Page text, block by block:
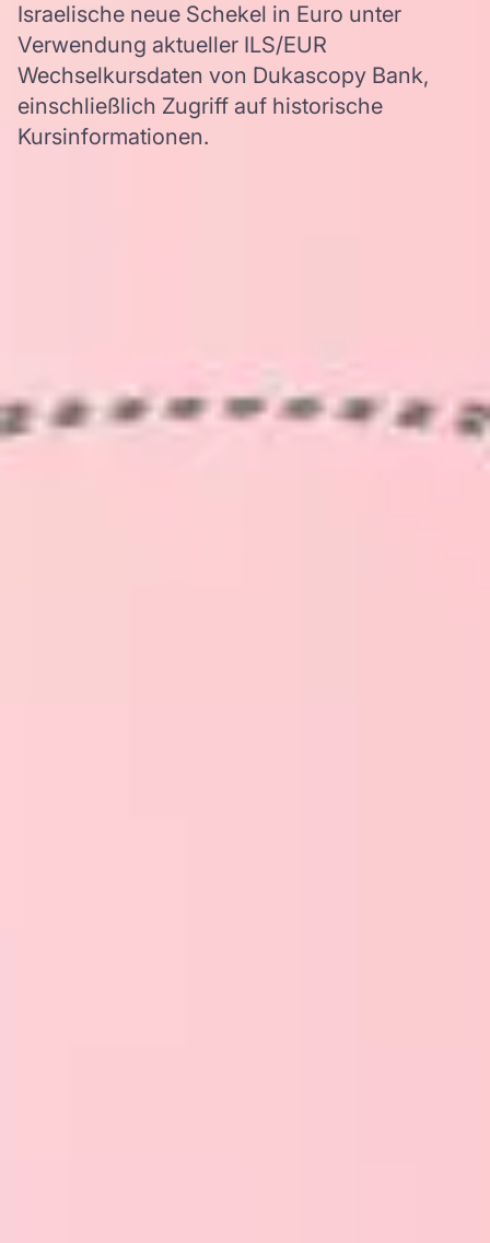
Israelische neue Schekel in Euro unter
Verwendung aktueller ILS/EUR
Wechselkursdaten von Dukascopy Bank,
einschließlich Zugriff auf historische
Kursinformationen.